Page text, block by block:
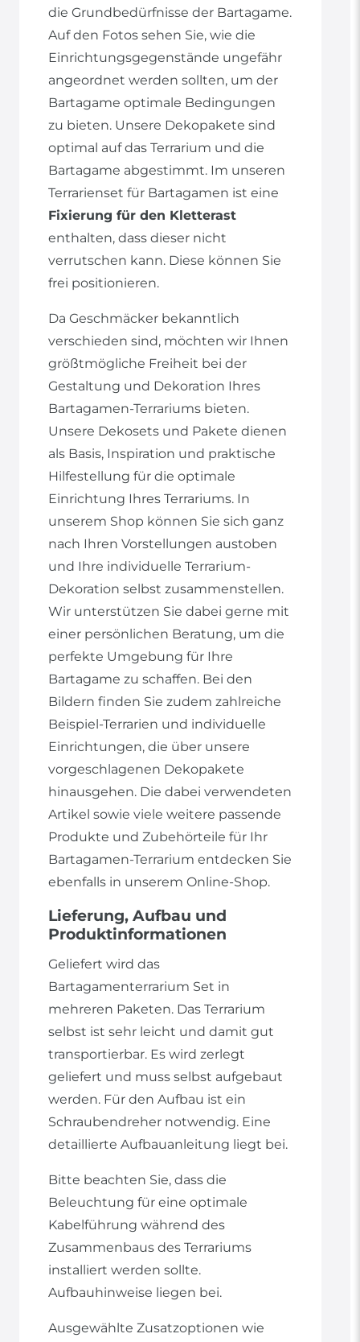
die Grundbedürfnisse der Bartagame.
Auf den Fotos sehen Sie, wie die
Einrichtungsgegenstände ungefähr
angeordnet werden sollten, um der
Bartagame optimale Bedingungen
zu bieten. Unsere Dekopakete sind
optimal auf das Terrarium und die
Bartagame abgestimmt. Im unseren
Terrarienset für Bartagamen ist eine
Fixierung für den Kletterast
enthalten, dass dieser nicht
verrutschen kann. Diese können Sie
frei positionieren.
Da Geschmäcker bekanntlich
verschieden sind, möchten wir Ihnen
größtmögliche Freiheit bei der
Gestaltung und Dekoration Ihres
Bartagamen-Terrariums bieten.
Unsere Dekosets und Pakete dienen
als Basis, Inspiration und praktische
Hilfestellung für die optimale
Einrichtung Ihres Terrariums. In
unserem Shop können Sie sich ganz
nach Ihren Vorstellungen austoben
und Ihre individuelle Terrarium-
Dekoration selbst zusammenstellen.
Wir unterstützen Sie dabei gerne mit
einer persönlichen Beratung, um die
perfekte Umgebung für Ihre
Bartagame zu schaffen. Bei den
Bildern finden Sie zudem zahlreiche
Beispiel-Terrarien und individuelle
Einrichtungen, die über unsere
vorgeschlagenen Dekopakete
hinausgehen. Die dabei verwendeten
Artikel sowie viele weitere passende
Produkte und Zubehörteile für Ihr
Bartagamen-Terrarium entdecken Sie
ebenfalls in unserem Online-Shop.
Lieferung, Aufbau und
Produktinformationen
Geliefert wird das
Bartagamenterrarium Set in
mehreren Paketen. Das Terrarium
selbst ist sehr leicht und damit gut
transportierbar. Es wird zerlegt
geliefert und muss selbst aufgebaut
werden. Für den Aufbau ist ein
Schraubendreher notwendig. Eine
detaillierte Aufbauanleitung liegt bei.
Bitte beachten Sie, dass die
Beleuchtung für eine optimale
Kabelführung während des
Zusammenbaus des Terrariums
installiert werden sollte.
Aufbauhinweise liegen bei.
Ausgewählte Zusatzoptionen wie